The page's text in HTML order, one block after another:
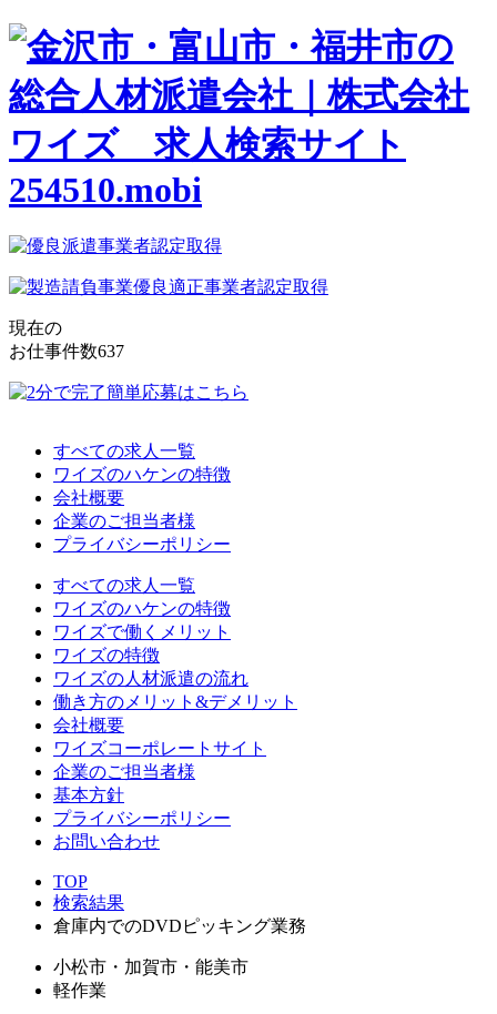
現在の
お仕事件数637
すべての求人一覧
ワイズのハケンの特徴
会社概要
企業のご担当者様
プライバシーポリシー
すべての求人一覧
ワイズのハケンの特徴
ワイズで働くメリット
ワイズの特徴
ワイズの人材派遣の流れ
働き方のメリット&デメリット
会社概要
ワイズコーポレートサイト
企業のご担当者様
基本方針
プライバシーポリシー
お問い合わせ
TOP
検索結果
倉庫内でのDVDピッキング業務
小松市・加賀市・能美市
軽作業